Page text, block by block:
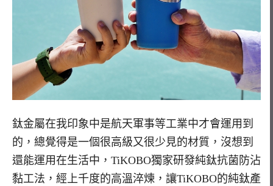
鈦金屬在我印象中是航天軍事等工業中才會運用到
的，總覺得是一個很高級又很少見的材質，沒想到
還能運用在生活中，TiKOBO獨家研發純鈦抗菌防沾
黏工法，經上千度的高溫淬煉，讓TiKOBO的純鈦產